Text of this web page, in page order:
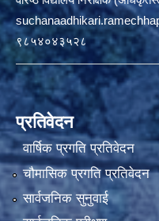
९८५४०४३५२८
प्रतिवेदन
वार्षिक प्रगति प्रतिवेदन
चौमासिक प्रगति प्रतिवेदन
सार्वजनिक सुनुवाई